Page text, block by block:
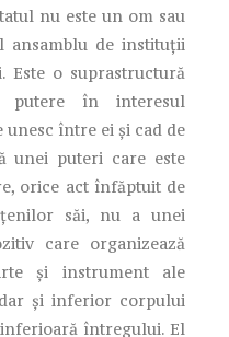
nu este un om sau
ansamblu de instituţii
Este o suprastructură
putere în interesul
unesc între ei şi cad de
unei puteri care este
orice act înfăptuit de
săi, nu a unei
care organizează
şi instrument ale
şi inferior corpului
întregului. El